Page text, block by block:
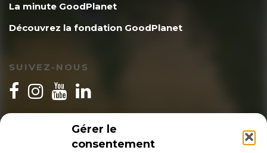
Gérer le
consentement
La minute GoodPlanet
Découvrez la fondation GoodPlanet
SUIVEZ-NOUS
INSCRIPTION NEWSLETTER